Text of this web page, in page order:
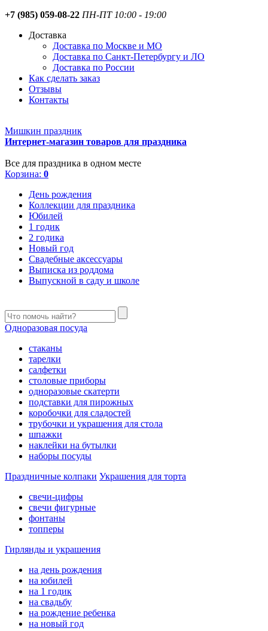
+7 (985) 059-08-22 ПН-ПТ 10:00 - 19:00
Доставка
Доставка по Москве и МО
Доставка по Санкт-Петербургу и ЛО
Доставка по России
Как сделать заказ
Отзывы
Контакты
Мишкин праздник
Интернет-магазин товаров для праздника
Все для праздника в одном месте
Корзина: 0
День рождения
Коллекции для праздника
Юбилей
1 годик
2 годика
Новый год
Свадебные аксессуары
Выписка из роддома
Выпускной в саду и школе
Одноразовая посуда
стаканы
тарелки
салфетки
столовые приборы
одноразовые скатерти
подставки для пирожных
коробочки для сладостей
трубочки и украшения для стола
шпажки
наклейки на бутылки
наборы посуды
Праздничные колпаки Украшения для торта
свечи-цифры
свечи фигурные
фонтаны
топперы
Гирлянды и украшения
на день рождения
на юбилей
на 1 годик
на свадьбу
на рождение ребенка
на новый год